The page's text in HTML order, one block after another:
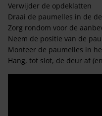
Verwijder de opdeklatten
Draai de paumelles in de
Zorg rondom voor de
Neem de positie van de
Monteer de paumelles in
Hang, tot slot, de deur af